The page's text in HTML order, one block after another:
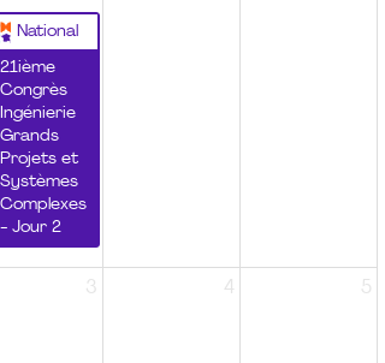
National
21ième
Congrès
Ingénierie
Grands
Projets et
Systèmes
Complexes
- Jour 2
3 4 5